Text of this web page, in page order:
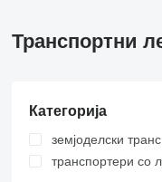
Транспортни
Категорија
земјоделски
транспортери со